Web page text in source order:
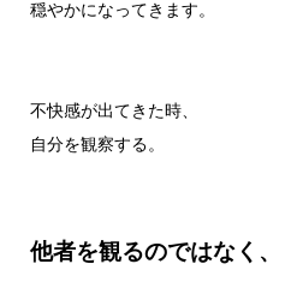
穏やかになってきます。
不快感が出てきた時、
自分を観察する。
他者を観るのではなく、